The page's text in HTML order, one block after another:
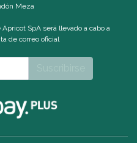
Meza
SpA será llevado a cabo a
de correo oficial